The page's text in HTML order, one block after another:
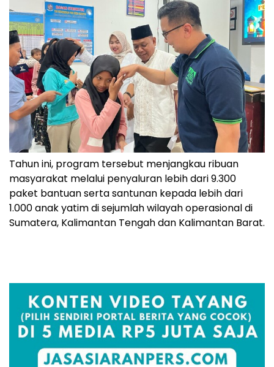
Tahun ini, program tersebut menjangkau ribuan
masyarakat melalui penyaluran lebih dari 9.300
paket bantuan serta santunan kepada lebih dari
1.000 anak yatim di sejumlah wilayah operasional di
Sumatera, Kalimantan Tengah dan Kalimantan Barat.